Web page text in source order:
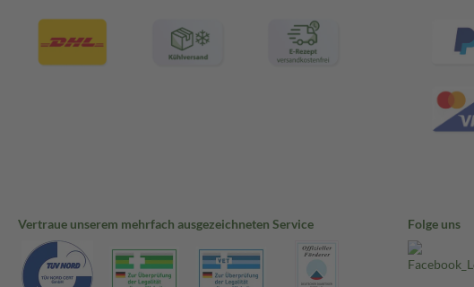
Vertraue unserem mehrfach ausgezeichneten Service Folge uns